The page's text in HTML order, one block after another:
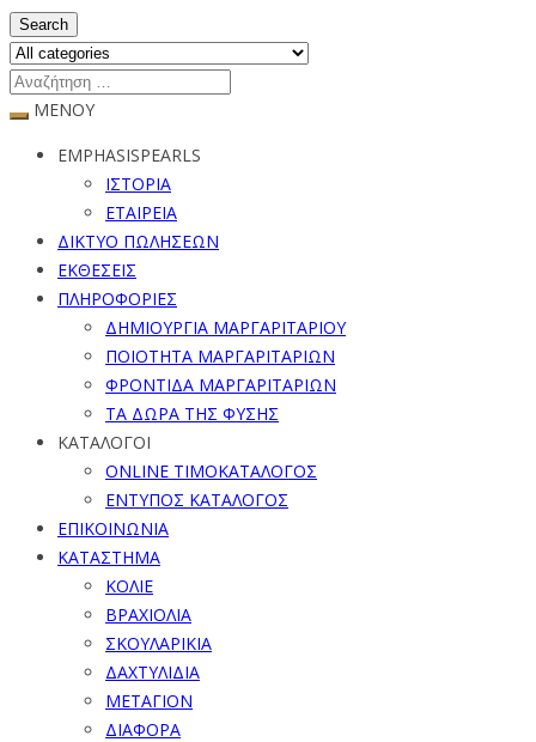
Search
ΜΕΝΟΥ
EMPHASISPEARLS
ΙΣΤΟΡΙΑ
ΕΤΑΙΡΕΙΑ
ΔΙΚΤΥΟ ΠΩΛΗΣΕΩΝ
ΕΚΘΕΣΕΙΣ
ΠΛΗΡΟΦΟΡΙΕΣ
ΔΗΜΙΟΥΡΓΙΑ ΜΑΡΓΑΡΙΤΑΡΙΟΥ
ΠΟΙΟΤΗΤΑ ΜΑΡΓΑΡΙΤΑΡΙΩΝ
ΦΡΟΝΤΙΔΑ ΜΑΡΓΑΡΙΤΑΡΙΩΝ
ΤΑ ΔΩΡΑ ΤΗΣ ΦΥΣΗΣ
ΚΑΤΑΛΟΓΟΙ
ONLINE ΤΙΜΟΚΑΤΑΛΟΓΟΣ
ΕΝΤΥΠΟΣ ΚΑΤΑΛΟΓΟΣ
ΕΠΙΚΟΙΝΩΝΙΑ
ΚΑΤΑΣΤΗΜΑ
ΚΟΛΙΕ
ΒΡΑΧΙΟΛΙΑ
ΣΚΟΥΛΑΡΙΚΙΑ
ΔΑΧΤΥΛΙΔΙΑ
ΜΕΤΑΓΙΟΝ
ΔΙΑΦΟΡΑ